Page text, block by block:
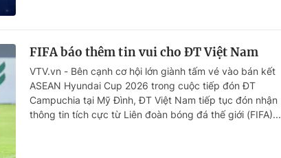
FIFA báo thêm tin vui cho ĐT Việt Nam
VTV.vn - Bên cạnh cơ hội lớn giành tấm vé vào bán kết
ASEAN Hyundai Cup 2026 trong cuộc tiếp đón ĐT
Campuchia tại Mỹ Đình, ĐT Việt Nam tiếp tục đón nhận
thông tin tích cực từ Liên đoàn bóng đá thế giới (FIFA)...